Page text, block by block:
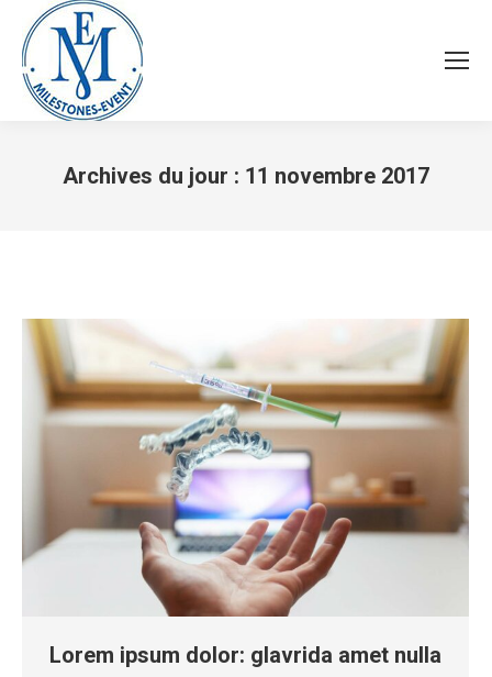
Archives du jour : 11 novembre 2017
Lorem ipsum dolor: glavrida amet nulla